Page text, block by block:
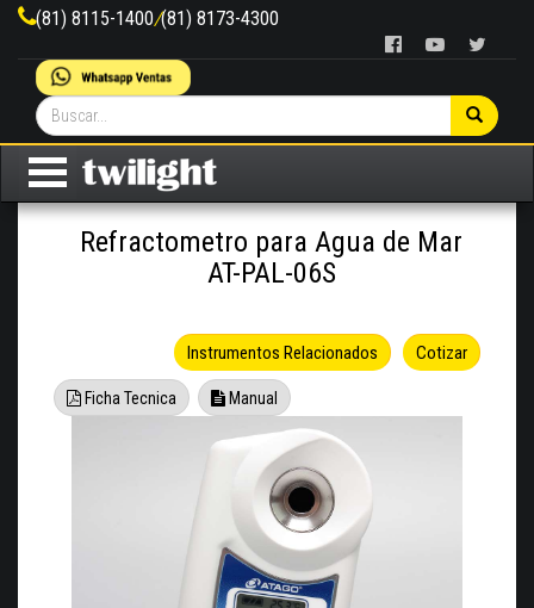
(81) 8115-1400/(81) 8173-4300
Refractometro para Agua de Mar
AT-PAL-06S
Cotizar
Instrumentos Relacionados
Ficha Tecnica Manual